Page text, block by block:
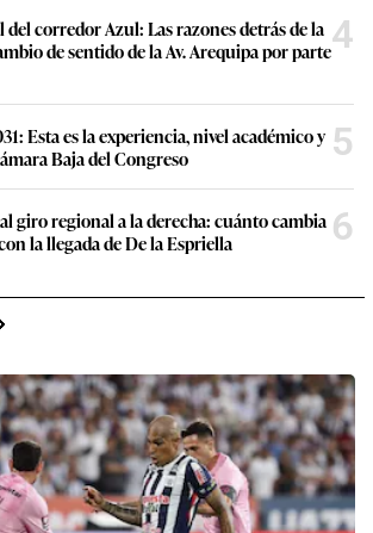
corredor Azul: Las razones detrás de la
de sentido de la Av. Arequipa por parte4
Esta es la experiencia, nivel académico y
Baja del Congreso
5
giro regional a la derecha: cuánto cambia
la llegada de De la Espriella
6